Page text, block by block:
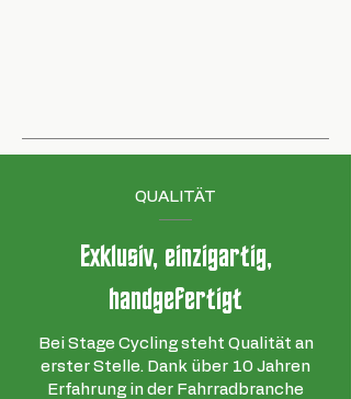
QUALITÄT
Exklusiv, einzigartig,
handgefertigt
Bei Stage Cycling steht Qualität an
erster Stelle. Dank über 10 Jahren
Erfahrung in der Fahrradbranche